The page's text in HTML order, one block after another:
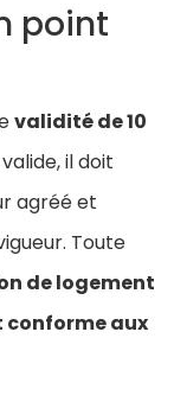
point
validité de 10
il doit
agréé et
Toute
de logement
conforme aux